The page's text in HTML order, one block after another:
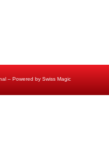
– Powered by Swiss Magic